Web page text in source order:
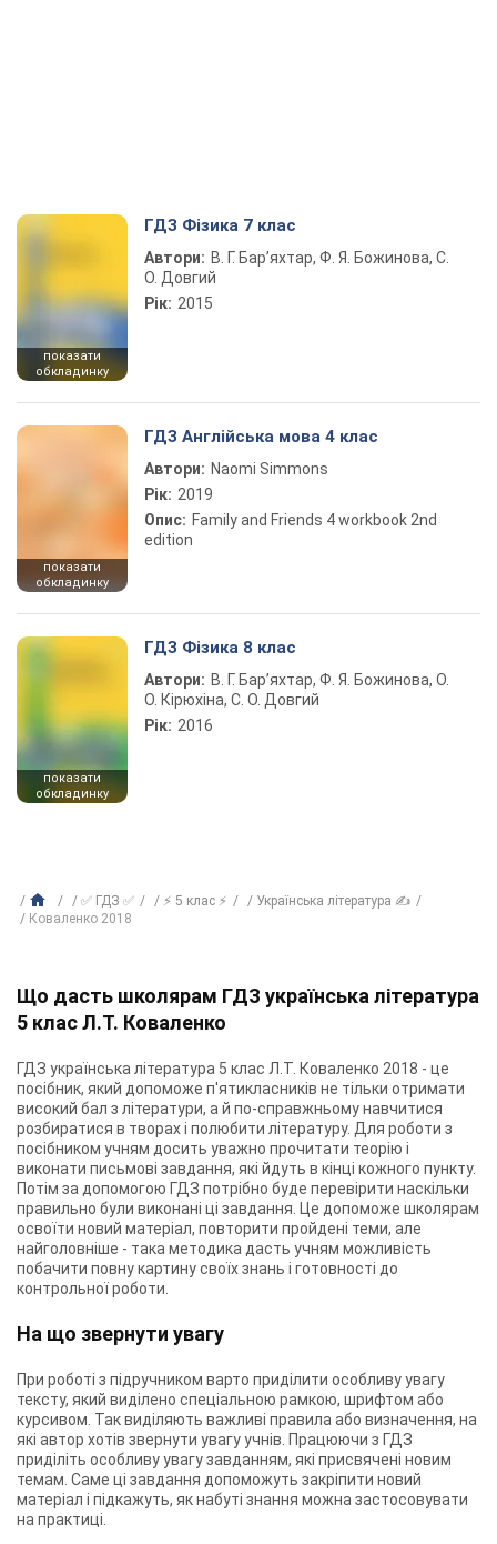
показати
обкладинку
ГДЗ Фізика 7 клас
Автори: В. Г. Бар’яхтар, Ф. Я. Божинова, С.
О. Довгий
Рік: 2015
показати
обкладинку
ГДЗ Англійська мова 4 клас
Автори: Naomi Simmons
Рік: 2019
Опис: Family and Friends 4 workbook 2nd
edition
показати
обкладинку
ГДЗ Фізика 8 клас
Автори: В. Г. Бар’яхтар, Ф. Я. Божинова, О.
О. Кірюхіна, С. О. Довгий
Рік: 2016
✅ ГДЗ ✅ ⚡ 5 клас ⚡
Українська література ✍
Коваленко 2018
Що дасть школярам ГДЗ українська література
5 клас Л.Т. Коваленко
ГДЗ українська література 5 клас Л.Т. Коваленко 2018 - це
посібник, який допоможе п'ятикласників не тільки отримати
високий бал з літератури, а й по-справжньому навчитися
розбиратися в творах і полюбити літературу. Для роботи з
посібником учням досить уважно прочитати теорію і
виконати письмові завдання, які йдуть в кінці кожного пункту.
Потім за допомогою ГДЗ потрібно буде перевірити наскільки
правильно були виконані ці завдання. Це допоможе школярам
освоїти новий матеріал, повторити пройдені теми, але
найголовніше - така методика дасть учням можливість
побачити повну картину своїх знань і готовності до
контрольної роботи.
На що звернути увагу
При роботі з підручником варто приділити особливу увагу
тексту, який виділено спеціальною рамкою, шрифтом або
курсивом. Так виділяють важливі правила або визначення, на
які автор хотів звернути увагу учнів. Працюючи з ГДЗ
приділіть особливу увагу завданням, які присвячені новим
темам. Саме ці завдання допоможуть закріпити новий
матеріал і підкажуть, як набуті знання можна застосовувати
на практиці.